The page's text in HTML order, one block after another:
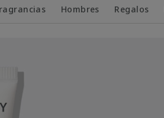
Hombres Regalos